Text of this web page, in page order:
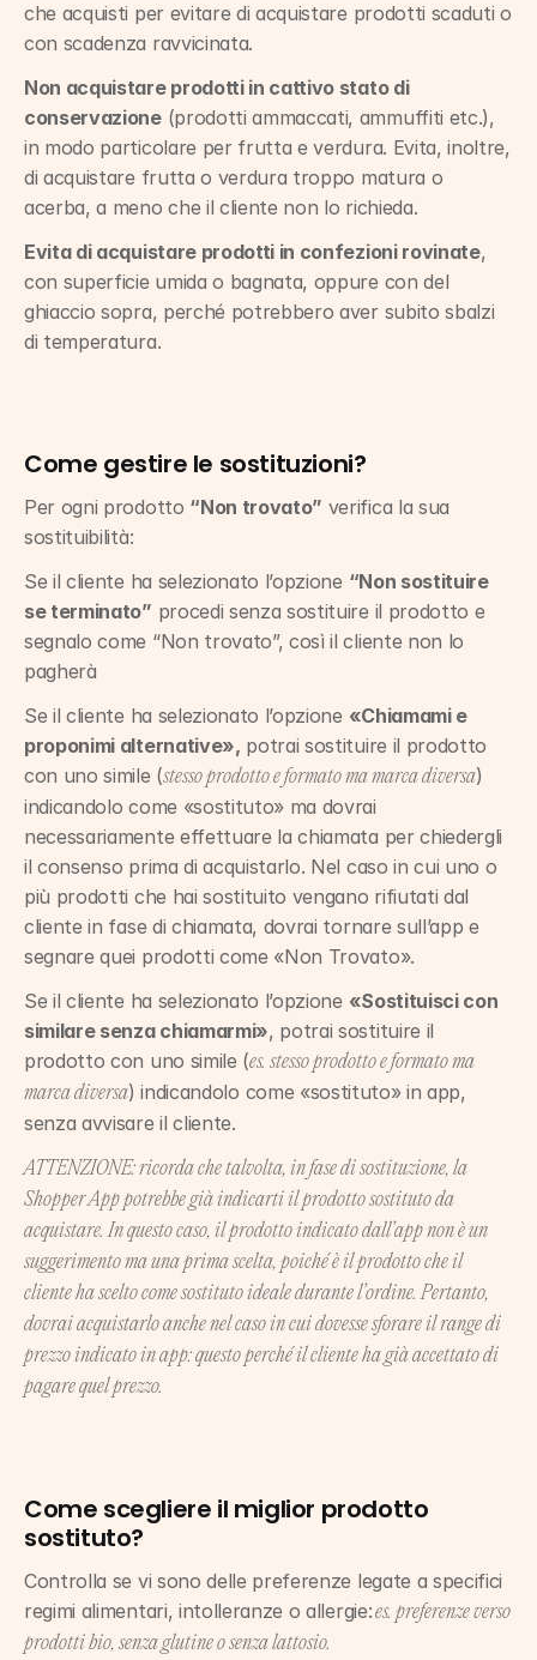
che acquisti per evitare di acquistare prodotti scaduti o
con scadenza ravvicinata.
Non acquistare prodotti in cattivo stato di
conservazione (prodotti ammaccati, ammuffiti etc.),
in modo particolare per frutta e verdura. Evita, inoltre,
di acquistare frutta o verdura troppo matura o
acerba, a meno che il cliente non lo richieda.
Evita di acquistare prodotti in confezioni rovinate,
con superficie umida o bagnata, oppure con del
ghiaccio sopra, perché potrebbero aver subito sbalzi
di temperatura.
Come gestire le sostituzioni?
Per ogni prodotto “Non trovato” verifica la sua
sostituibilità:
Se il cliente ha selezionato l’opzione “Non sostituire
se terminato” procedi senza sostituire il prodotto e
segnalo come “Non trovato”, così il cliente non lo
pagherà
Se il cliente ha selezionato l’opzione «Chiamami e
proponimi alternative», potrai sostituire il prodotto
con uno simile (stesso prodotto e formato ma marca diversa)
indicandolo come «sostituto» ma dovrai
necessariamente effettuare la chiamata per chiedergli
il consenso prima di acquistarlo. Nel caso in cui uno o
più prodotti che hai sostituito vengano rifiutati dal
cliente in fase di chiamata, dovrai tornare sull’app e
segnare quei prodotti come «Non Trovato».
Se il cliente ha selezionato l’opzione «Sostituisci con
similare senza chiamarmi», potrai sostituire il
prodotto con uno simile (es. stesso prodotto e formato ma
marca diversa) indicandolo come «sostituto» in app,
senza avvisare il cliente.
ATTENZIONE: ricorda che talvolta, in fase di sostituzione, la
Shopper App potrebbe già indicarti il prodotto sostituto da
acquistare. In questo caso, il prodotto indicato dall’app non è un
suggerimento ma una prima scelta, poiché è il prodotto che il
cliente ha scelto come sostituto ideale durante l’ordine. Pertanto,
dovrai acquistarlo anche nel caso in cui dovesse sforare il range di
prezzo indicato in app: questo perché il cliente ha già accettato di
pagare quel prezzo.
Come scegliere il miglior prodotto
sostituto?
Controlla se vi sono delle preferenze legate a specifici
regimi alimentari, intolleranze o allergie: es. preferenze verso
prodotti bio, senza glutine o senza lattosio.